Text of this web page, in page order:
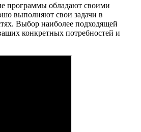
программы обладают своими
выполняют свои задачи в
Выбор наиболее подходящей
конкретных потребностей и